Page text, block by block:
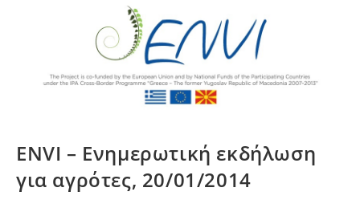
ENVI – Ενημερωτική εκδήλωση
για αγρότες, 20/01/2014